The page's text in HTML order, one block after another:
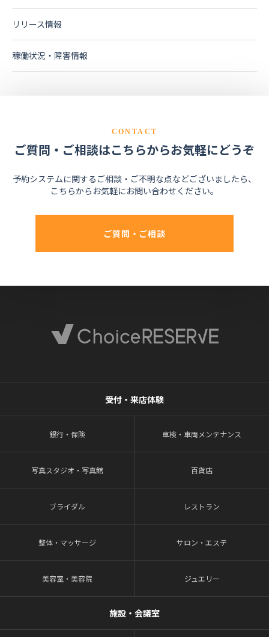
リリース情報
稼働状況・障害情報
CONTACT
ご質問・ご相談はこちらからお気軽にどうぞ
予約システムに関するご相談・ご不明な点などございましたら、
こちらからお気軽にお問い合わせください。
ご質問・ご相談
受付・来店体験
銀行・保険 車検・車両メンテナンス
写真スタジオ・写真館 百貨店
ブライダル レストラン
整体・マッサージ サロン・エステ
美容室・美容院 ジュエリー
施設・会議室